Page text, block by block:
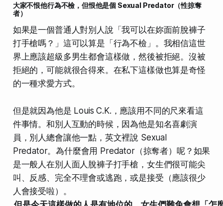
大家不恨他行為不檢，但恨他是個 Sexual Predator（性掠奪
者）
如果是一個普通人對別人說「我可以在妳面前脫褲子
打手槍嗎？」這可以算是「行為不檢」。我相信這世
界上應該超級多男生都會這樣做，然後被拒絕。沒被
拒絕的，可能就很合得來。在私下這樣做也算是奇怪
的一種求愛方式。
但是就因為他是 Louis C.K.，應該用不同的尺來看這
件事情。和別人互動的時候，因為他是知名喜劇演
員，別人總會讓他一點，英文裡說 Sexual
Predator。為什麼會用 Predator（掠奪者）呢？如果
是一般人在別人面人脫褲子打手槍，女生們很可能尖
叫、反感、完全不理會或逃跑，或是接受（應該很少
人會接受啦）。